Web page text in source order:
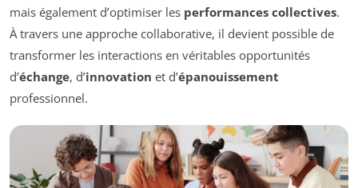
mais également d’optimiser les performances collectives.
À travers une approche collaborative, il devient possible de
transformer les interactions en véritables opportunités
d’échange, d’innovation et d’épanouissement
professionnel.